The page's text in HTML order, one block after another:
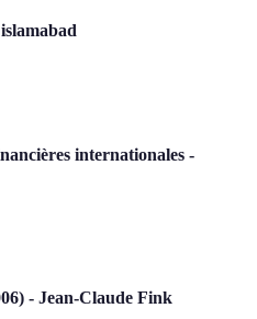
internationales -
- Jean-Claude Fink